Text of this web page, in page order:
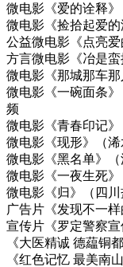
微电影《爱的诠释》
微电影《捡拾起爱的
公益微电影《点亮爱
方言微电影《冶是蛮
微电影《那城那车那
微电影《一碗面条
频
微电影《青春印记》
微电影《现形》（浠
微电影《黑名单》（
微电影《一夜生死》
微电影《归》（四
广告片《发现不一
宣传片《罗定警察宣
《大医精诚 德藴铜
《红色记忆 最美南